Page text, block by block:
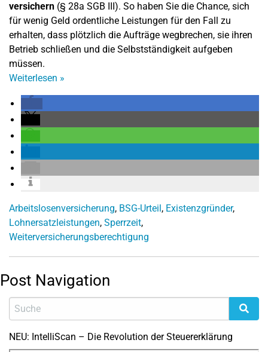
versichern (§ 28a SGB III). So haben Sie die Chance, sich
für wenig Geld ordentliche Leistungen für den Fall zu
erhalten, dass plötzlich die Aufträge wegbrechen, sie ihren
Betrieb schließen und die Selbstständigkeit aufgeben
müssen.
Weiterlesen »
Arbeitslosenversicherung, BSG-Urteil, Existenzgründer,
Lohnersatzleistungen, Sperrzeit,
Weiterversicherungsberechtigung
Post Navigation
NEU: IntelliScan – Die Revolution der Steuererklärung